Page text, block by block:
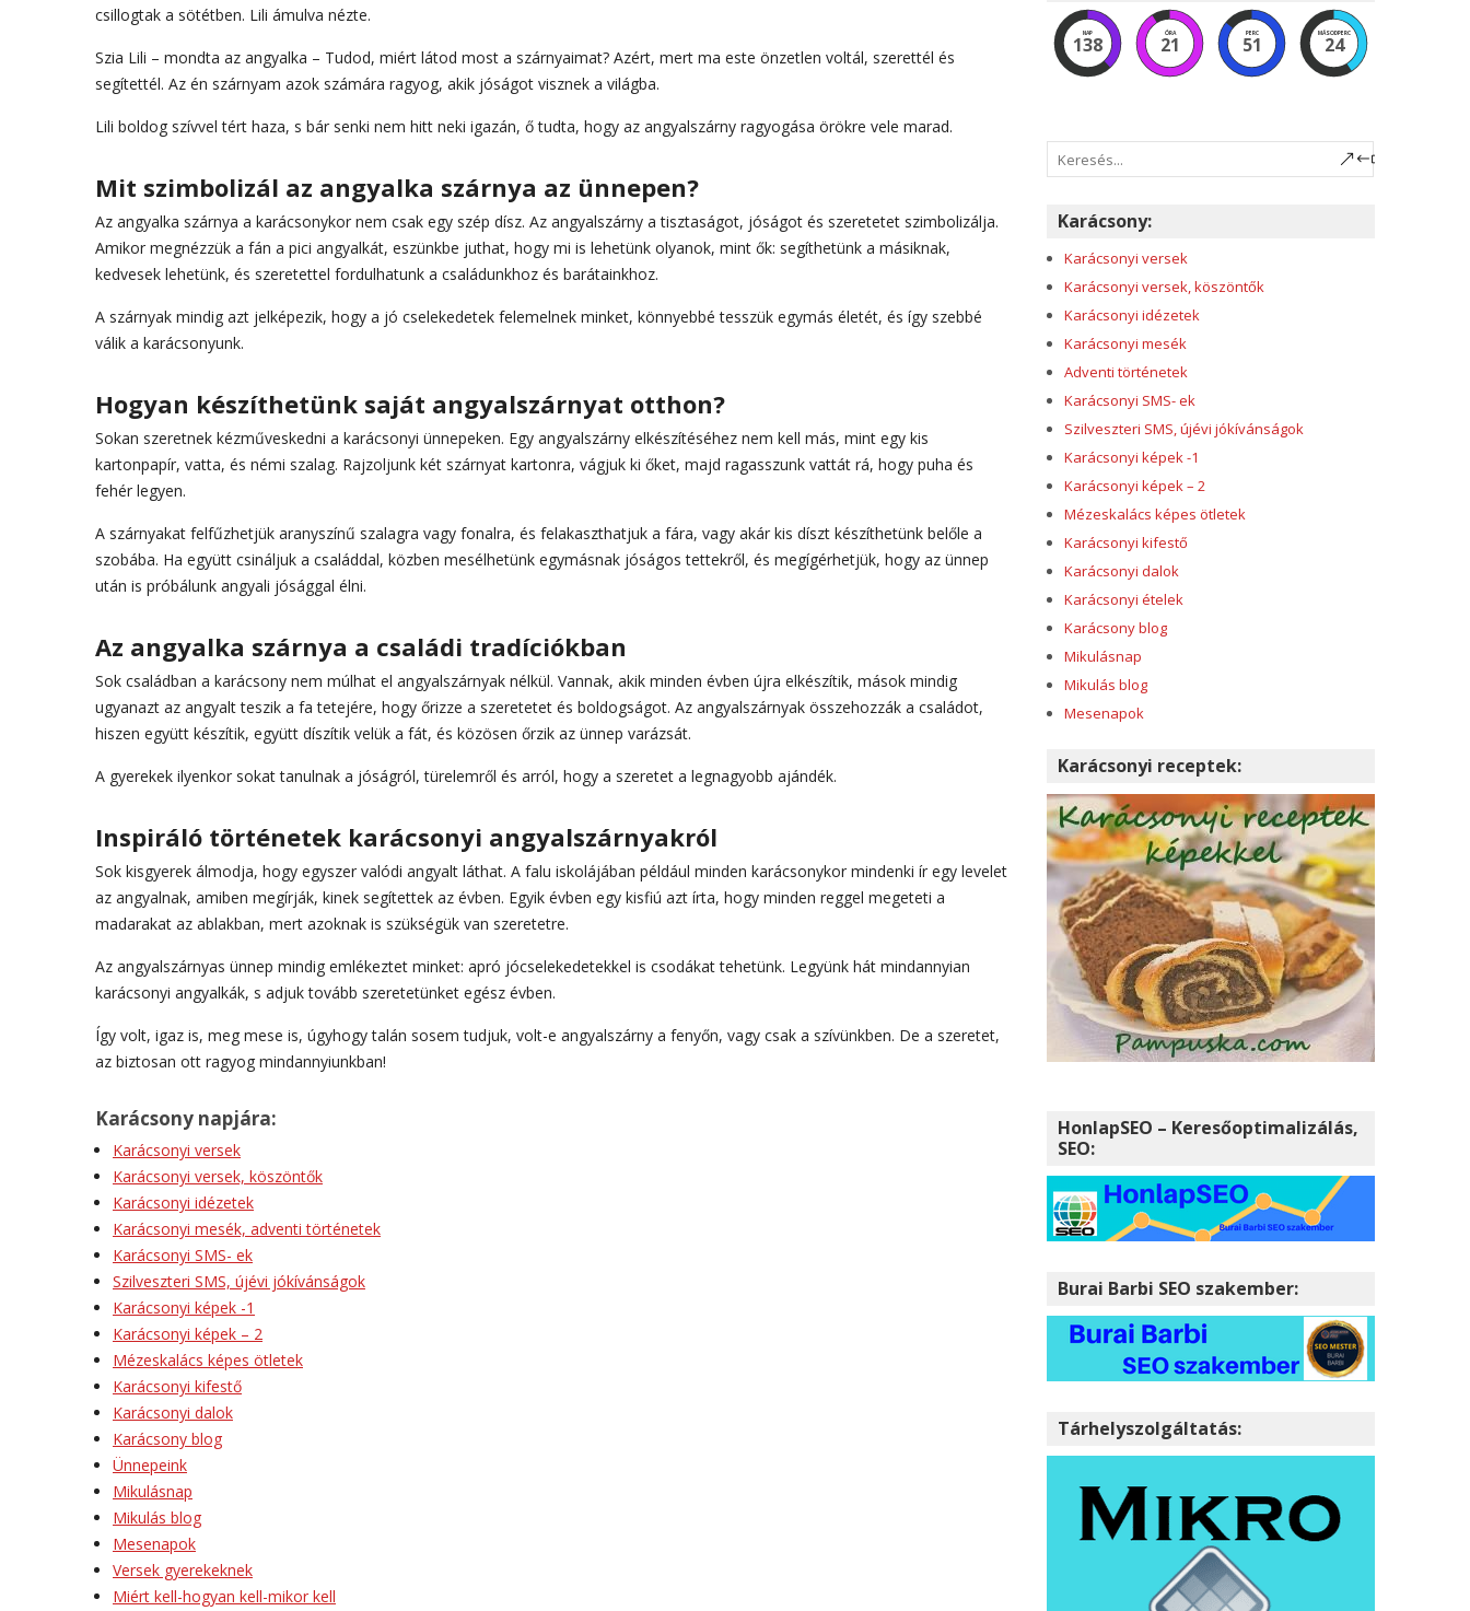
csillogtak a sötétben. Lili ámulva nézte.
Szia Lili – mondta az angyalka – Tudod, miért látod most a szárnyaimat? Azért, mert ma este önzetlen voltál, szerettél és
segítettél. Az én szárnyam azok számára ragyog, akik jóságot visznek a világba.
Lili boldog szívvel tért haza, s bár senki nem hitt neki igazán, ő tudta, hogy az angyalszárny ragyogása örökre vele marad.
Mit szimbolizál az angyalka szárnya az ünnepen?
Az angyalka szárnya a karácsonykor nem csak egy szép dísz. Az angyalszárny a tisztaságot, jóságot és szeretetet szimbolizálja.
Amikor megnézzük a fán a pici angyalkát, eszünkbe juthat, hogy mi is lehetünk olyanok, mint ők: segíthetünk a másiknak,
kedvesek lehetünk, és szeretettel fordulhatunk a családunkhoz és barátainkhoz.
A szárnyak mindig azt jelképezik, hogy a jó cselekedetek felemelnek minket, könnyebbé tesszük egymás életét, és így szebbé
válik a karácsonyunk.
Hogyan készíthetünk saját angyalszárnyat otthon?
Sokan szeretnek kézműveskedni a karácsonyi ünnepeken. Egy angyalszárny elkészítéséhez nem kell más, mint egy kis
kartonpapír, vatta, és némi szalag. Rajzoljunk két szárnyat kartonra, vágjuk ki őket, majd ragasszunk vattát rá, hogy puha és
fehér legyen.
A szárnyakat felfűzhetjük aranyszínű szalagra vagy fonalra, és felakaszthatjuk a fára, vagy akár kis díszt készíthetünk belőle a
szobába. Ha együtt csináljuk a családdal, közben mesélhetünk egymásnak jóságos tettekről, és megígérhetjük, hogy az ünnep
után is próbálunk angyali jósággal élni.
Az angyalka szárnya a családi tradíciókban
Sok családban a karácsony nem múlhat el angyalszárnyak nélkül. Vannak, akik minden évben újra elkészítik, mások mindig
ugyanazt az angyalt teszik a fa tetejére, hogy őrizze a szeretetet és boldogságot. Az angyalszárnyak összehozzák a családot,
hiszen együtt készítik, együtt díszítik velük a fát, és közösen őrzik az ünnep varázsát.
A gyerekek ilyenkor sokat tanulnak a jóságról, türelemről és arról, hogy a szeretet a legnagyobb ajándék.
Inspiráló történetek karácsonyi angyalszárnyakról
Sok kisgyerek álmodja, hogy egyszer valódi angyalt láthat. A falu iskolájában például minden karácsonykor mindenki ír egy levelet
az angyalnak, amiben megírják, kinek segítettek az évben. Egyik évben egy kisfiú azt írta, hogy minden reggel megeteti a
madarakat az ablakban, mert azoknak is szükségük van szeretetre.
Az angyalszárnyas ünnep mindig emlékeztet minket: apró jócselekedetekkel is csodákat tehetünk. Legyünk hát mindannyian
karácsonyi angyalkák, s adjuk tovább szeretetünket egész évben.
Így volt, igaz is, meg mese is, úgyhogy talán sosem tudjuk, volt-e angyalszárny a fenyőn, vagy csak a szívünkben. De a szeretet,
az biztosan ott ragyog mindannyiunkban!
Karácsony napjára:
Karácsonyi versek
Karácsonyi versek, köszöntők
Karácsonyi idézetek
Karácsonyi mesék, adventi történetek
Karácsonyi SMS- ek
Szilveszteri SMS, újévi jókívánságok
Karácsonyi képek -1
Karácsonyi képek – 2
Mézeskalács képes ötletek
Karácsonyi kifestő
Karácsonyi dalok
Karácsony blog
Ünnepeink
Mikulásnap
Mikulás blog
Mesenapok
Versek gyerekeknek
Miért kell-hogyan kell-mikor kell
NAP
138
ÓRA
21
PERC
51
MÁSODPERC
23
Karácsony:
Karácsonyi versek
Karácsonyi versek, köszöntők
Karácsonyi idézetek
Karácsonyi mesék
Adventi történetek
Karácsonyi SMS- ek
Szilveszteri SMS, újévi jókívánságok
Karácsonyi képek -1
Karácsonyi képek – 2
Mézeskalács képes ötletek
Karácsonyi kifestő
Karácsonyi dalok
Karácsonyi ételek
Karácsony blog
Mikulásnap
Mikulás blog
Mesenapok
Karácsonyi receptek:
HonlapSEO – Keresőoptimalizálás,
SEO:
Burai Barbi SEO szakember:
Tárhelyszolgáltatás: